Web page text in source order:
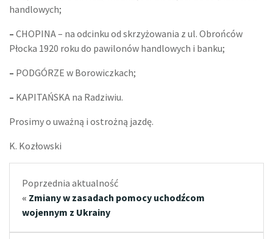
handlowych;
– CHOPINA – na odcinku od skrzyżowania z ul. Obrońców
Płocka 1920 roku do pawilonów handlowych i banku;
– PODGÓRZE w Borowiczkach;
– KAPITAŃSKA na Radziwiu.
Prosimy o uważną i ostrożną jazdę.
K. Kozłowski
Poprzednia aktualność
« Zmiany w zasadach pomocy uchodźcom
wojennym z Ukrainy